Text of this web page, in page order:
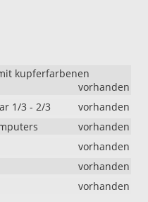
kupferfarbenen
vorhanden
1/3 - 2/3
vorhanden
vorhanden
vorhanden
vorhanden
vorhanden